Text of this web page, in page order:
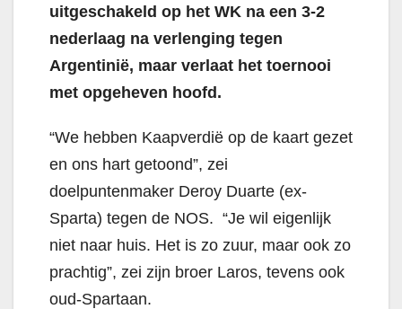
uitgeschakeld op het WK na een 3-2
nederlaag na verlenging tegen
Argentinië, maar verlaat het toernooi
met opgeheven hoofd.
“We hebben Kaapverdië op de kaart gezet
en ons hart getoond”, zei
doelpuntenmaker Deroy Duarte (ex-
Sparta) tegen de NOS. “Je wil eigenlijk
niet naar huis. Het is zo zuur, maar ook zo
prachtig”, zei zijn broer Laros, tevens ook
oud-Spartaan.